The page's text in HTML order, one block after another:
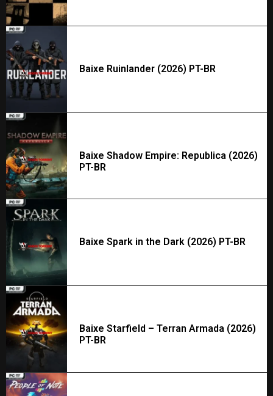
Baixe Ruinlander (2026) PT-BR
Baixe Shadow Empire: Republica (2026)
PT-BR
Baixe Spark in the Dark (2026) PT-BR
Baixe Starfield – Terran Armada (2026)
PT-BR